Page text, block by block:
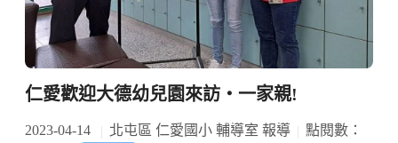
仁愛歡迎大德幼兒園來訪‧一家親!
2023-04-14 北屯區 仁愛國小 輔導室 報導
點閱數：